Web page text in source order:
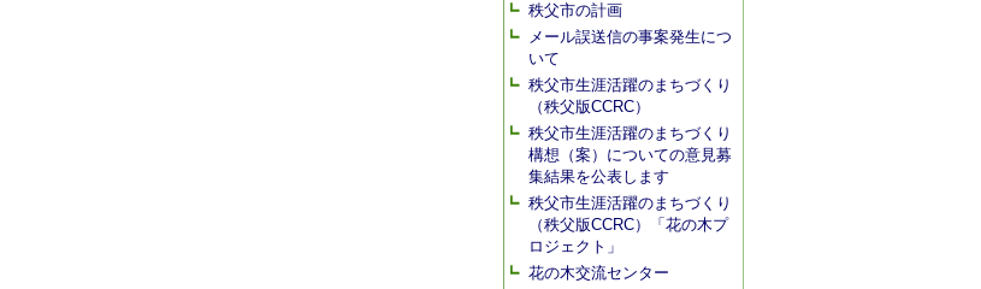
秩父市の計画
メール誤送信の事案発生につ
いて
秩父市生涯活躍のまちづくり
（秩父版CCRC）
秩父市生涯活躍のまちづくり
構想（案）についての意見募
集結果を公表します
秩父市生涯活躍のまちづくり
（秩父版CCRC）「花の木プ
ロジェクト」
花の木交流センター